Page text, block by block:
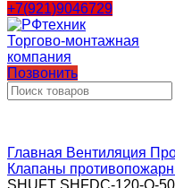
+7(921)9046729
Позвонить
Главная Вентиляция
Клапаны
SHUFT SHFDC-120-O-